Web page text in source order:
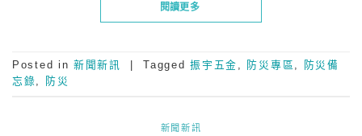
閱讀更多
Posted in 新聞新訊 Tagged振宇五金 , 防災專區 ,
防災備
忘錄, 防災
新聞新訊